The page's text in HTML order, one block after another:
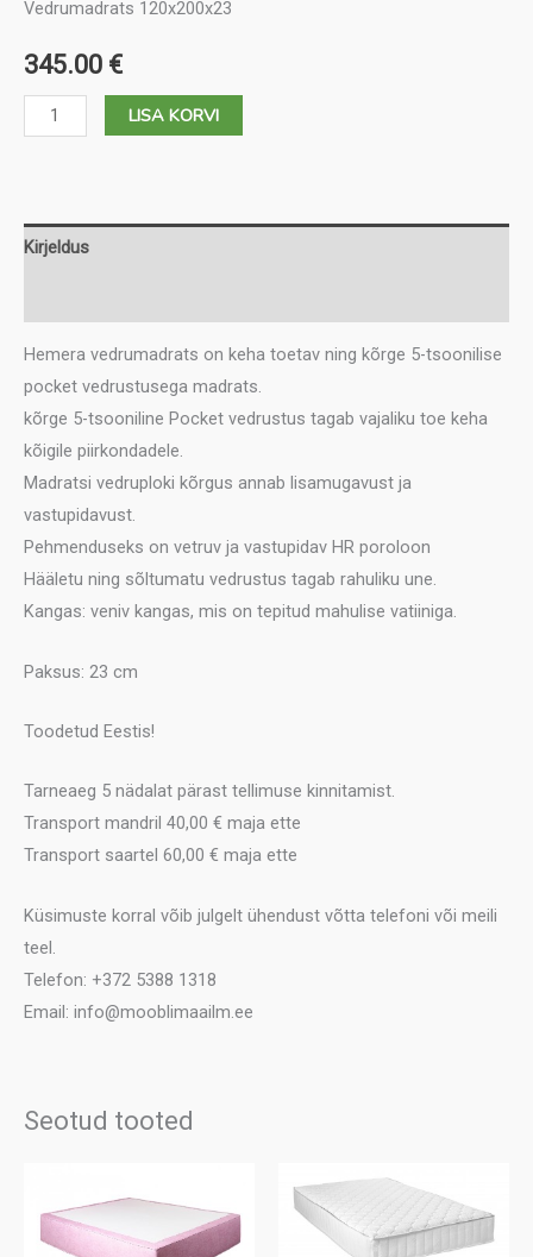
Vedrumadrats 120x200x23
345.00 €
Vedrumadrats
Hemera
LISA KORVI
Kirjeldus
Hemera vedrumadrats on keha toetav ning kõrge 5-tsoonilise
pocket vedrustusega madrats.
kõrge 5-tsooniline Pocket vedrustus tagab vajaliku toe keha
kõigile piirkondadele.
Madratsi vedruploki kõrgus annab lisamugavust ja
vastupidavust.
Pehmenduseks on vetruv ja vastupidav HR poroloon
Hääletu ning sõltumatu vedrustus tagab rahuliku une.
Kangas: veniv kangas, mis on tepitud mahulise vatiiniga.
Paksus: 23 cm
Toodetud Eestis!
Tarneaeg 5 nädalat pärast tellimuse kinnitamist.
Transport mandril 40,00 € maja ette
Transport saartel 60,00 € maja ette
Küsimuste korral võib julgelt ühendust võtta telefoni või meili
teel.
Telefon: +372 5388 1318
Email: info@mooblimaailm.ee
Seotud tooted